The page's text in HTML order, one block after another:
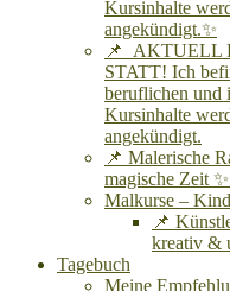
Kursinhalte
angekündigt.✨
📌 AKTUELL
STATT! Ich
beruflichen und
Kursinhalte
angekündigt.
📌 Malerische
magische Zeit
Malkurse –
📌
kreativ &
Tagebuch
Meine